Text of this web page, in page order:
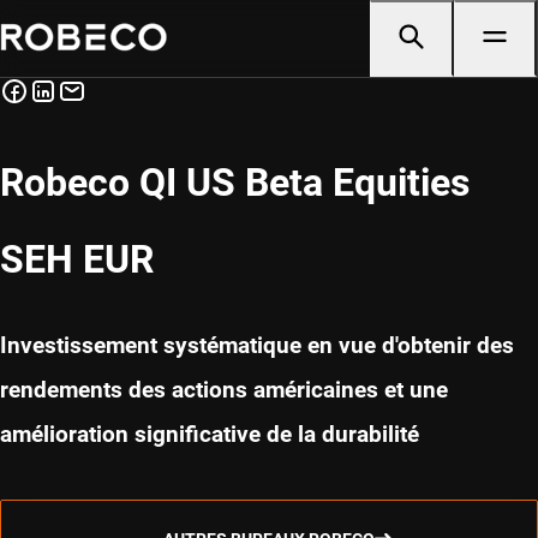
Robeco QI US Beta Equities
SEH EUR
Investissement systématique en vue d'obtenir des
rendements des actions américaines et une
amélioration significative de la durabilité